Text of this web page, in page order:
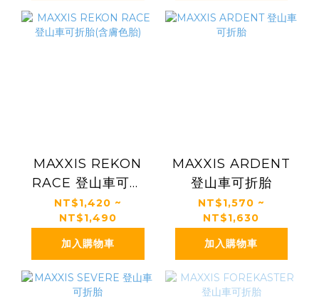
MAXXIS REKON
RACE 登山車可折
胎(含膚色胎)
NT$1,420 ~
NT$1,490
加入購物車
MAXXIS ARDENT
登山車可折胎
NT$1,570 ~
NT$1,630
加入購物車